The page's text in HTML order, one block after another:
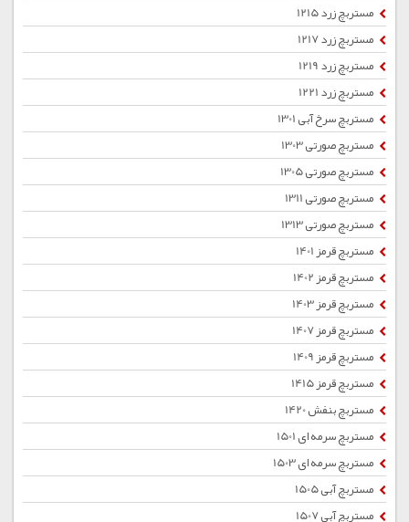
مستربچ زرد 1215
مستربچ زرد 1217
مستربچ زرد 1219
مستربچ زرد 1221
مستربچ سرخ آبی 1301
مستربچ صورتی 1303
مستربچ صورتی 1305
مستربچ صورتی 1311
مستربچ صورتی 1313
مستربچ قرمز 1401
مستربچ قرمز 1402
مستربچ قرمز 1403
مستربچ قرمز 1407
مستربچ قرمز 1409
مستربچ قرمز 1415
مستربچ بنفش 1420
مستربچ سرمه ای 1501
مستربچ سرمه ای 1503
مستربچ آبی 1505
مستربچ آبی 1507